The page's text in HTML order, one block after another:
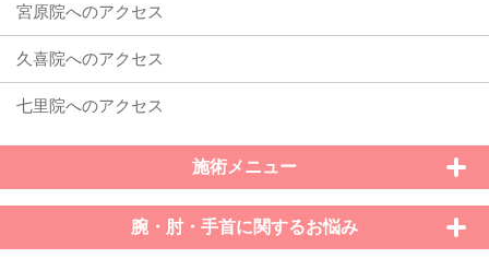
施術メニュー
腕・肘・手首に関するお悩み